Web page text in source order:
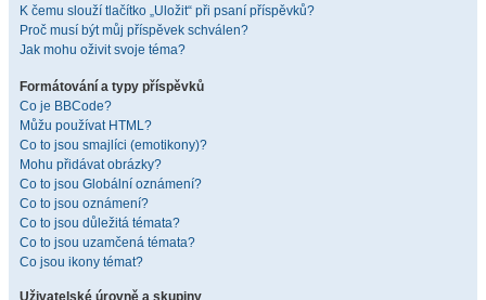
K čemu slouží tlačítko „Uložit“ při psaní příspěvků?
Proč musí být můj příspěvek schválen?
Jak mohu oživit svoje téma?
Formátování a typy příspěvků
Co je BBCode?
Můžu používat HTML?
Co to jsou smajlíci (emotikony)?
Mohu přidávat obrázky?
Co to jsou Globální oznámení?
Co to jsou oznámení?
Co to jsou důležitá témata?
Co to jsou uzamčená témata?
Co jsou ikony témat?
Uživatelské úrovně a skupiny